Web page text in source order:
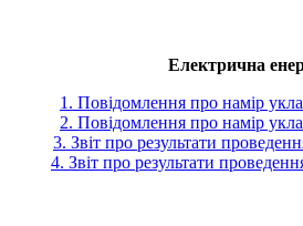
Електрична
1. Повідомлення про намір
2. Повідомлення про намір
3. Звіт про результати
4. Звіт про результати